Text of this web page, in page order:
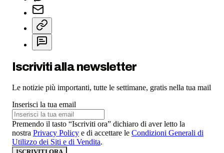
Iscriviti alla newsletter
Le notizie più importanti, tutte le settimane, gratis nella tua mail
Inserisci la tua email
Premendo il tasto “Iscriviti ora” dichiaro di aver letto la
nostra Privacy Policy e di accettare le Condizioni Generali di
Utilizzo dei Siti e di Vendita.